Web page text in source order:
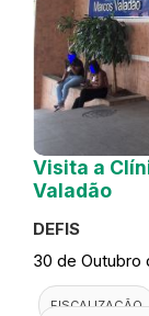
Visita a
Valadão
DEFIS
30 de Outubro
FISCALIZAÇÃO